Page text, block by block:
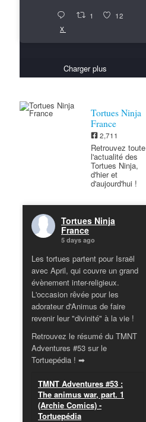
1 12
X
Charger plus
Tortues Ninja
France
2,711
Retrouvez toute
l'actualité des
Tortues Ninja,
d'hier et
d'aujourd'hui !
Tortues Ninja
France
5 days ago
Les tortues partent pour Israël
avec April, qui couvre un grand
évènement inter-religieux.
L'occasion rêvée pour les
adorateur d'Animus de faire
revenir leur "divinité" à la vie !
Retrouvez le résumé du TMNT
Adventures #53 sur le
Tortuepédia ! ➡
TMNT Adventures #53 :
The animus war, part. 1
(Archie Comics) -
Tortuepédia